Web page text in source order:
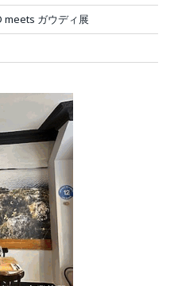
meets ガウディ展